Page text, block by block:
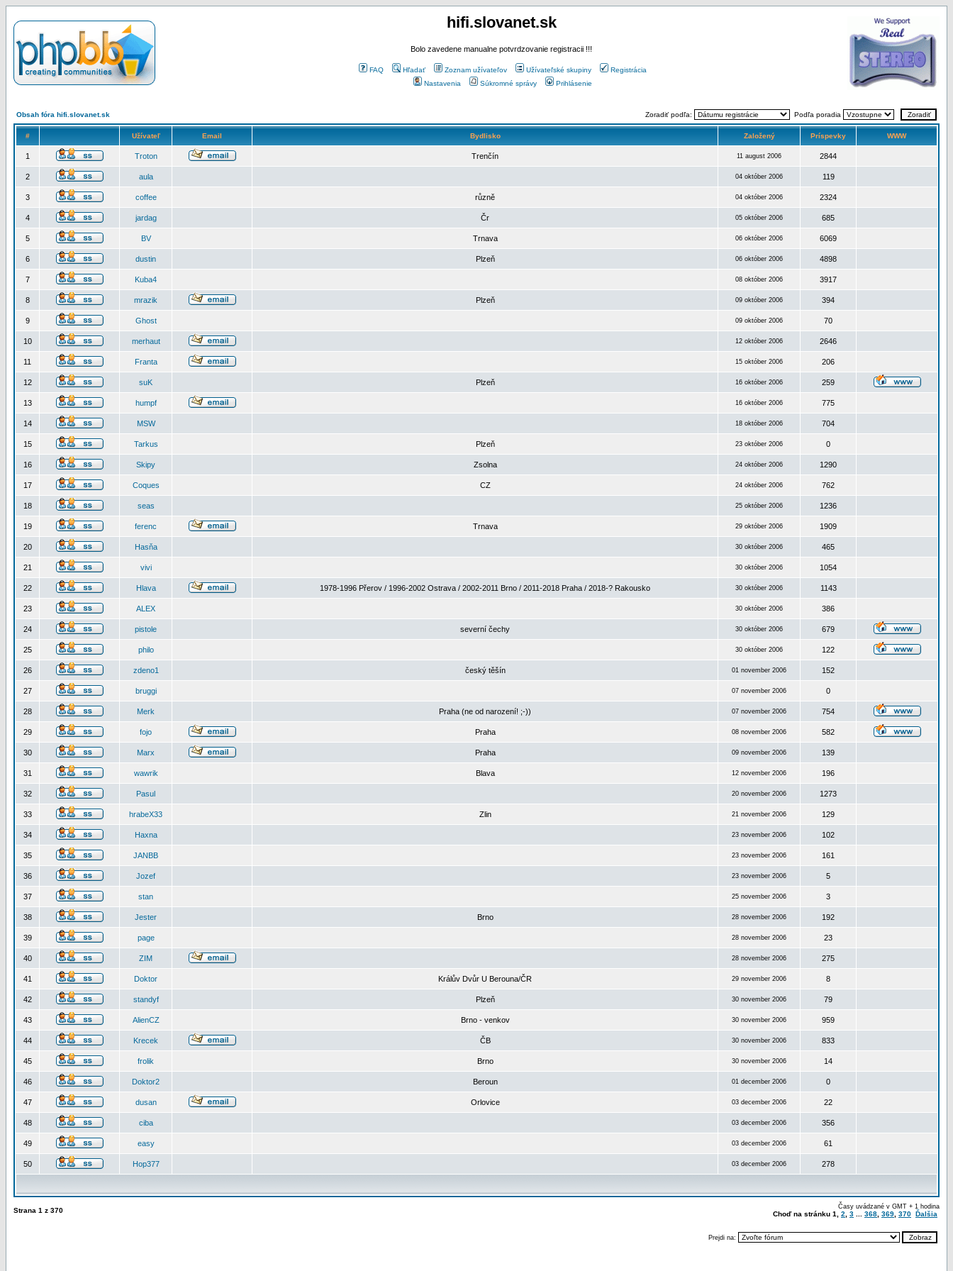
hifi.slovanet.sk
Bolo zavedene manualne potvrdzovanie registracii !!!
FAQ Hľadať Zoznam užívateľov Užívateľské skupiny
Registrácia
Nastavenia
Súkromné správy Prihlásenie
Obsah fóra hifi.slovanet.sk Zoradiť podľa: Podľa poradia
# Užívateľ Email Bydlisko Založený Príspevky WWW
1 Troton Trenčín 11 august 2006 2844
2 aula 04 október 2006 119
3 coffee různě 04 október 2006 2324
4 jardag Čr 05 október 2006 685
5 BV Trnava 06 október 2006 6069
6 dustin Plzeň 06 október 2006 4898
7 Kuba4 08 október 2006 3917
8 mrazik Plzeň 09 október 2006 394
9 Ghost 09 október 2006 70
10 merhaut 12 október 2006 2646
11 Franta 15 október 2006 206
12 suK Plzeň 16 október 2006 259
13 humpf 16 október 2006 775
14 MSW 18 október 2006 704
15 Tarkus Plzeň 23 október 2006 0
16 Skipy Zsolna 24 október 2006 1290
17 Coques CZ 24 október 2006 762
18 seas 25 október 2006 1236
19 ferenc Trnava 29 október 2006 1909
20 Hasňa 30 október 2006 465
21 vivi 30 október 2006 1054
22 Hlava 1978-1996 Přerov / 1996-2002 Ostrava / 2002-2011 Brno / 2011-2018 Praha / 2018-? Rakousko 30 október 2006 1143
23 ALEX 30 október 2006 386
24 pistole severní čechy 30 október 2006 679
25 philo 30 október 2006 122
26 zdeno1 český těšín 01 november 2006 152
27 bruggi 07 november 2006 0
28 Merk Praha (ne od narození! ;-)) 07 november 2006 754
29 fojo Praha 08 november 2006 582
30 Marx Praha 09 november 2006 139
31 wawrik Blava 12 november 2006 196
32 Pasul 20 november 2006 1273
33 hrabeX33 Zlin 21 november 2006 129
34 Haxna 23 november 2006 102
35 JANBB 23 november 2006 161
36 Jozef 23 november 2006 5
37 stan 25 november 2006 3
38 Jester Brno 28 november 2006 192
39 page 28 november 2006 23
40 ZIM 28 november 2006 275
41 Doktor Králův Dvůr U Berouna/ČR 29 november 2006 8
42 standyf Plzeň 30 november 2006 79
43 AlienCZ Brno - venkov 30 november 2006 959
44 Krecek ČB 30 november 2006 833
45 frolik Brno 30 november 2006 14
46 Doktor2 Beroun 01 december 2006 0
47 dusan Orlovice 03 december 2006 22
48 ciba 03 december 2006 356
49 easy 03 december 2006 61
50 Hop377 03 december 2006 278
Strana 1 z 370 Časy uvádzané v GMT + 1 hodina
Choď na stránku 1 2 3 368 369 370 Ďalšia
Prejdi na: